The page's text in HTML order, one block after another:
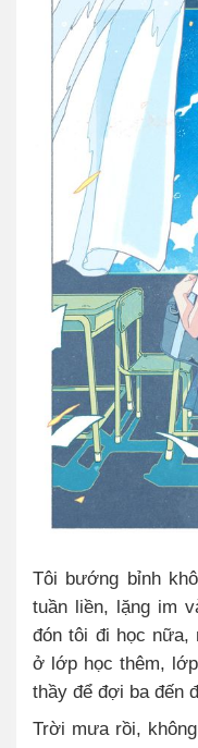
Tôi bướng bỉnh
tuần liền, lặng im
đón tôi đi học nữa,
ở lớp học thêm,
thầy để đợi ba đến
Trời mưa rồi,